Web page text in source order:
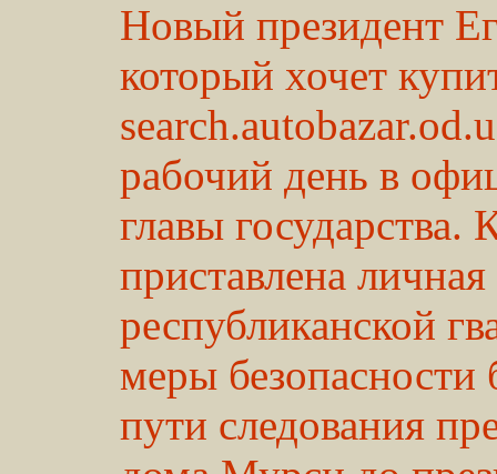
Новый президент
который хочет
рабочий день в
главы
приставлена
республиканской
меры
пути следования